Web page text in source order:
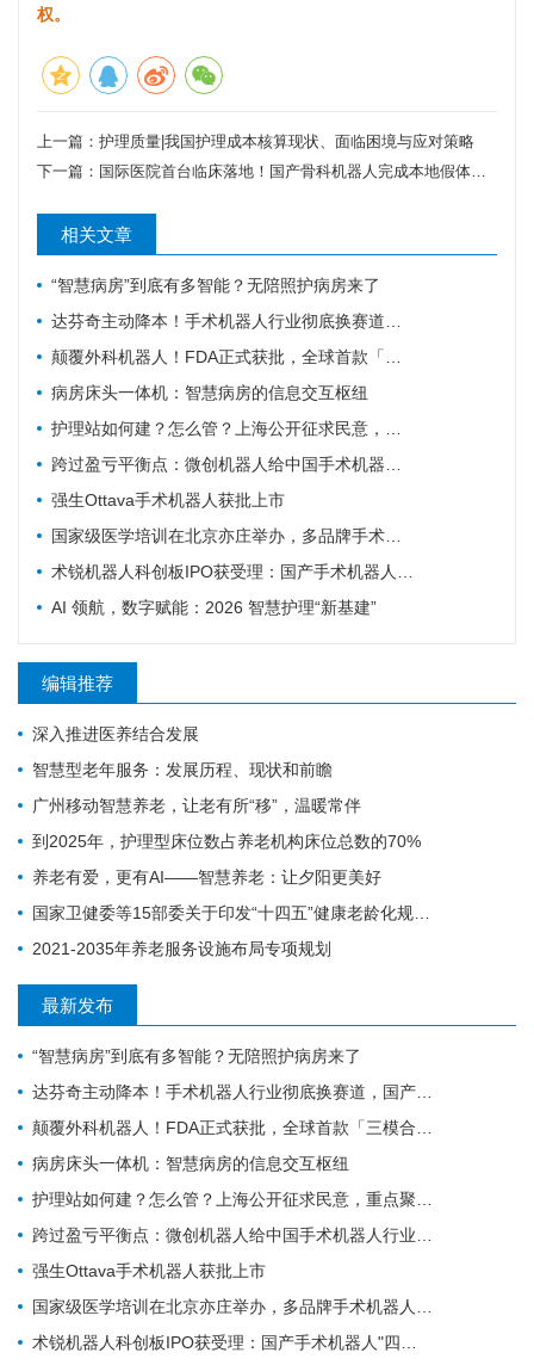
权。
上一篇： 护理质量|我国护理成本核算现状、面临困境与应对策略
下一篇： 国际医院首台临床落地！国产骨科机器人完成本地假体适配
相关文章
“智慧病房”到底有多智能？无陪照护病房来了
达芬奇主动降本！手术机器人行业彻底换赛道，国产替代迎关键变局
颠覆外科机器人！FDA正式获批，全球首款「三模合一」手术机器人诞生
病房床头一体机：智慧病房的信息交互枢纽
护理站如何建？怎么管？上海公开征求民意，重点聚焦社区护理规范化
跨过盈亏平衡点：微创机器人给中国手术机器人行业带来的三个信号
强生Ottava手术机器人获批上市
国家级医学培训在北京亦庄举办，多品牌手术机器人首次集中现场实操
术锐机器人科创板IPO获受理：国产手术机器人"四小龙"冲刺资本市场的背后
AI 领航，数字赋能：2026 智慧护理“新基建”
编辑推荐
深入推进医养结合发展
智慧型老年服务：发展历程、现状和前瞻
广州移动智慧养老，让老有所“移”，温暖常伴
到2025年，护理型床位数占养老机构床位总数的70%
养老有爱，更有AI——智慧养老：让夕阳更美好
国家卫健委等15部委关于印发“十四五”健康老龄化规划的通知
2021-2035年养老服务设施布局专项规划
最新发布
“智慧病房”到底有多智能？无陪照护病房来了
达芬奇主动降本！手术机器人行业彻底换赛道，国产替代迎关键变局
颠覆外科机器人！FDA正式获批，全球首款「三模合一」手术机器人诞生
病房床头一体机：智慧病房的信息交互枢纽
护理站如何建？怎么管？上海公开征求民意，重点聚焦社区护理规范化
跨过盈亏平衡点：微创机器人给中国手术机器人行业带来的三个信号
强生Ottava手术机器人获批上市
国家级医学培训在北京亦庄举办，多品牌手术机器人首次集中现场实操
术锐机器人科创板IPO获受理：国产手术机器人"四小龙"冲刺资本市场的背后